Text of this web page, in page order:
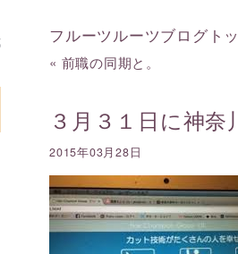
フルーツルーツブログト
« 前職の同期と。
３月３１日に神
2015年03月28日